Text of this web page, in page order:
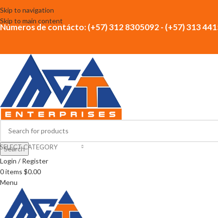
Skip to navigation
Skip to main content
Números de contácto: (+57) 312 8305092 - (+57) 313
SELECT CATEGORY
Search
Login / Register
0items $0.00
Menu